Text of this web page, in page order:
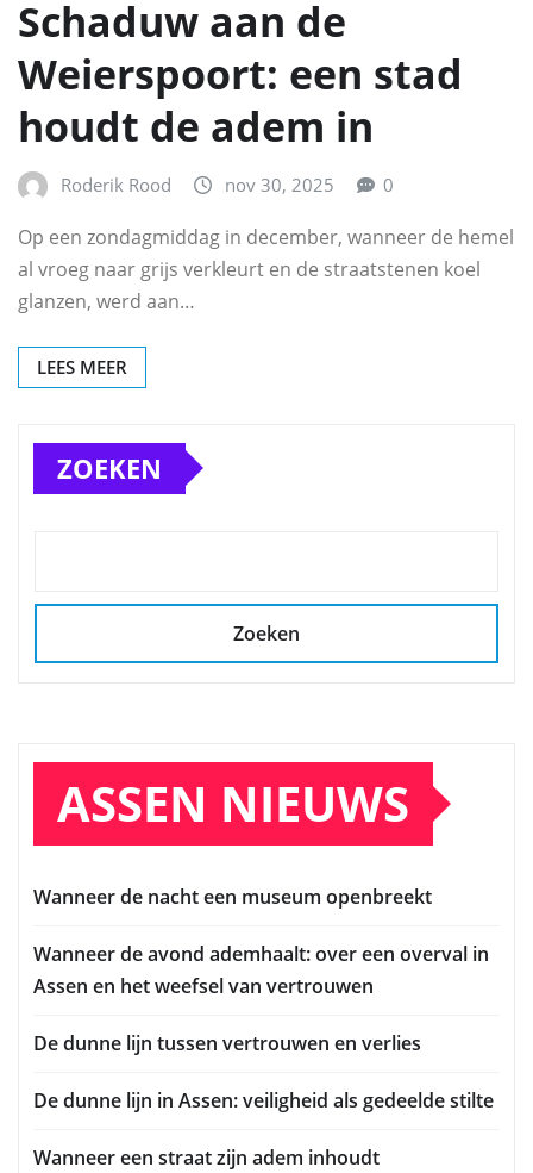
Schaduw aan de
Weierspoort: een stad
houdt de adem in
Roderik Rood nov 30, 2025 0
Op een zondagmiddag in december, wanneer de hemel
al vroeg naar grijs verkleurt en de straatstenen koel
glanzen, werd aan…
LEES MEER
ZOEKEN
Zoeken
ASSEN NIEUWS
Wanneer de nacht een museum openbreekt
Wanneer de avond ademhaalt: over een overval in
Assen en het weefsel van vertrouwen
De dunne lijn tussen vertrouwen en verlies
De dunne lijn in Assen: veiligheid als gedeelde stilte
Wanneer een straat zijn adem inhoudt